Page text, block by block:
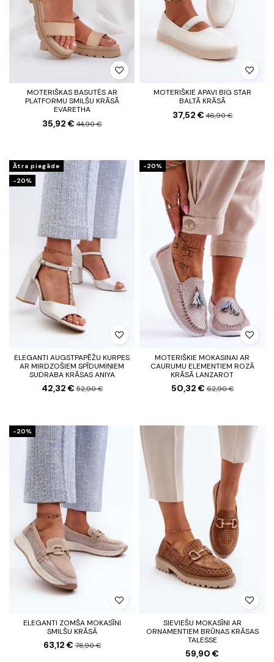
MOTERIŠKAS BASUTĖS AR
PLATFORMU SMILŠU KRĀSĀ
EVARETHA
35,92 € 44,90 €
MOTERIŠKIE APAVI BIG STAR
BALTĀ KRĀSĀ
37,52 €46,90 €
Ātra piegāde
-20%
ELEGANTI AUGSTPAPĒŽU KURPES
AR MIRDZOŠIEM SPĪDUMIŅIEM
SUDRABA KRĀSAS ANIYA
42,32 €52,90 €
-20%
MOTERIŠKIE MOKASINAI AR
CAURUMU ELEMENTIEM ROZĀ
KRĀSĀ LANZAROT
50,32 €62,90 €
-20%
ELEGANTI ZOMŠA MOKASĪNI
SMILŠU KRĀSĀ
63,12 €78,90 €
SIEVIEŠU MOKASĪNI AR
ORNAMENTIEM BRŪNAS KRĀSAS
TALESSE
59,90 €